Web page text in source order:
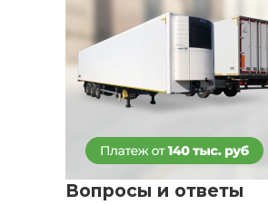
Вопросы и ответы